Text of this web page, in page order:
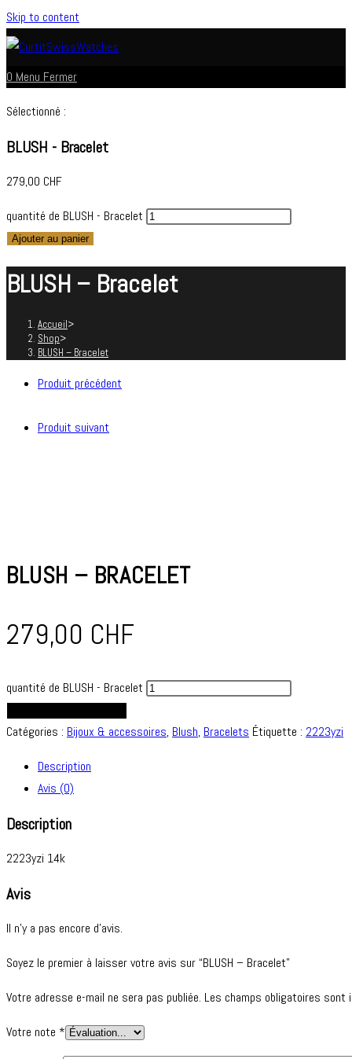
Skip to content
0 Menu Fermer
Sélectionné :
BLUSH - Bracelet
279,00 CHF
quantité de BLUSH - Bracelet
Ajouter au panier
BLUSH – Bracelet
Accueil>
Shop>
BLUSH – Bracelet
Produit précédent
Produit suivant
BLUSH – BRACELET
279,00 CHF
quantité de BLUSH - Bracelet
Catégories : Bijoux & accessoires, Blush, Bracelets Étiquette : 2223yzi
Description
Avis (0)
Description
2223yzi 14k
Avis
Il n’y a pas encore d’avis.
Soyez le premier à laisser votre avis sur “BLUSH – Bracelet”
Votre adresse e-mail ne sera pas publiée. Les champs obligatoires sont
Votre note *